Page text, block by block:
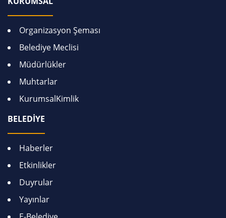
Organizasyon Şeması
Belediye Meclisi
Müdürlükler
Muhtarlar
KurumsalKimlik
BELEDİYE
Haberler
Etkinlikler
Duyrular
Yayınlar